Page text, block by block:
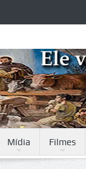
Mídia Filmes